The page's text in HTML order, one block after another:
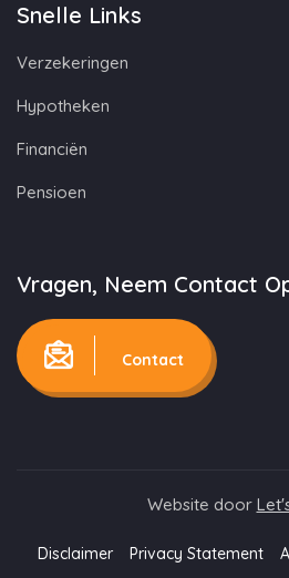
Snelle Links
Verzekeringen
Hypotheken
Financiën
Pensioen
Vragen, Neem Contact
Contact
Website door
Disclaimer Privacy Statement